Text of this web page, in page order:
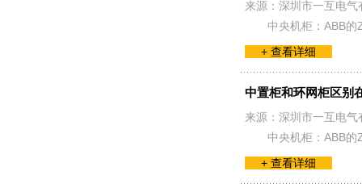
来源：深圳市一互电
中央机柜：ABB
+ 查看详细
中置柜和环网柜区别
来源：深圳市一互电
中央机柜：ABB
+ 查看详细